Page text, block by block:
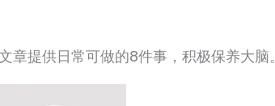
提供日常可做的8件事，积极保养大脑。